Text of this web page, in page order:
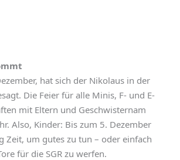
hat sich der Nikolaus in der
Die Feier für alle Minis, F- und E-
mit Eltern und Geschwisternam
Also, Kinder: Bis zum 5. Dezember
Zeit, um gutes zu tun – oder einfach
für die SGR zu werfen.